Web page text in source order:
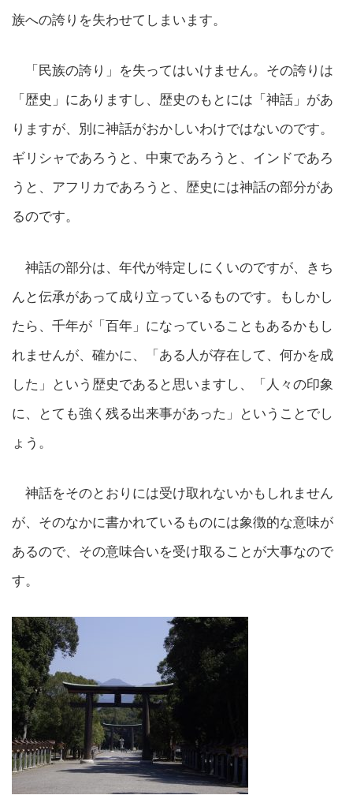
族への誇りを失わせてしまいます。
「民族の誇り」を失ってはいけません。その誇りは
「歴史」にありますし、歴史のもとには「神話」があ
りますが、別に神話がおかしいわけではないのです。
ギリシャであろうと、中東であろうと、インドであろ
うと、アフリカであろうと、歴史には神話の部分があ
るのです。
神話の部分は、年代が特定しにくいのですが、きち
んと伝承があって成り立っているものです。もしかし
たら、千年が「百年」になっていることもあるかもし
れませんが、確かに、「ある人が存在して、何かを成
した」という歴史であると思いますし、「人々の印象
に、とても強く残る出来事があった」ということでし
ょう。
神話をそのとおりには受け取れないかもしれません
が、そのなかに書かれているものには象徴的な意味が
あるので、その意味合いを受け取ることが大事なので
す。